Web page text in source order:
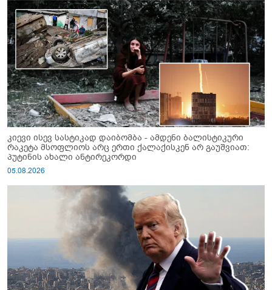
კიევი ისევ სასტიკად დაიბომბა - ამდენი ბალისტიკური
რაკეტა მსოფლიოს არც ერთი ქალაქისკენ არ გაუშვიათ:
პუტინის ახალი ანტირეკორდი
05.08.2026